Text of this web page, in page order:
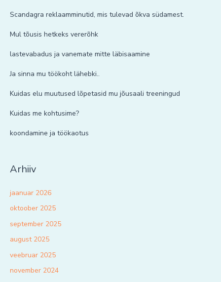
Scandagra reklaamminutid, mis tulevad õkva südamest.
Mul tõusis hetkeks vererõhk
lastevabadus ja vanemate mitte läbisaamine
Ja sinna mu töökoht lähebki..
Kuidas elu muutused lõpetasid mu jõusaali treeningud
Kuidas me kohtusime?
koondamine ja töökaotus
Arhiiv
jaanuar 2026
oktoober 2025
september 2025
august 2025
veebruar 2025
november 2024